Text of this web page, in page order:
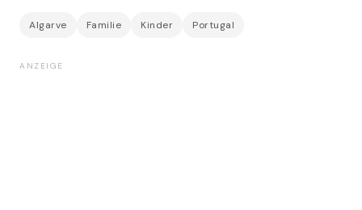
Algarve Familie Kinder Portugal
ANZEIGE